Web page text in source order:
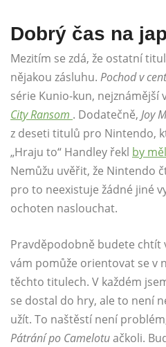
Dobrý čas na
Mezitím se zdá, že ostatní
nějakou zásluhu. Pochod v
série Kunio-kun, nejznámější
City Ransom . Dodatečně, Joy
z deseti titulů pro Nintendo,
„Hraju to“ Handley řekl by
Nemůžu uvěřit, že Nintendo
pro to neexistuje žádné jiné
ochoten naslouchat.
Pravděpodobně budete chtít
vám pomůže orientovat se v
těchto titulech. V každém
se dostal do hry, ale to není
užít. To naštěstí není
Pátrání po Camelotuačkoli.